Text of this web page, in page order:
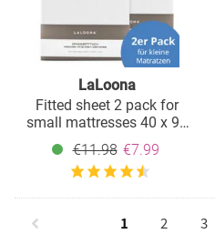
LaLoona
Fitted sheet 2 pack for
small mattresses 40 x 90
cm - White
€11.98 €7.99
1 2 3